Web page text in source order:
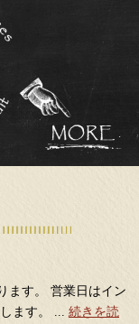
ます。 営業日はイン
ます。 ... 続きを読